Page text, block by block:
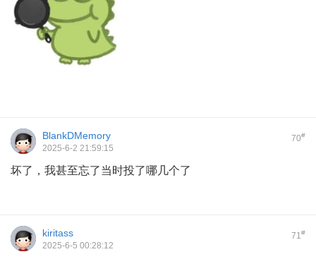
70#
BlankDMemory
2025-6-2 21:59:15
坏了，我甚至忘了当时投了哪几个了
71#
kiritass
2025-6-5 00:28:12